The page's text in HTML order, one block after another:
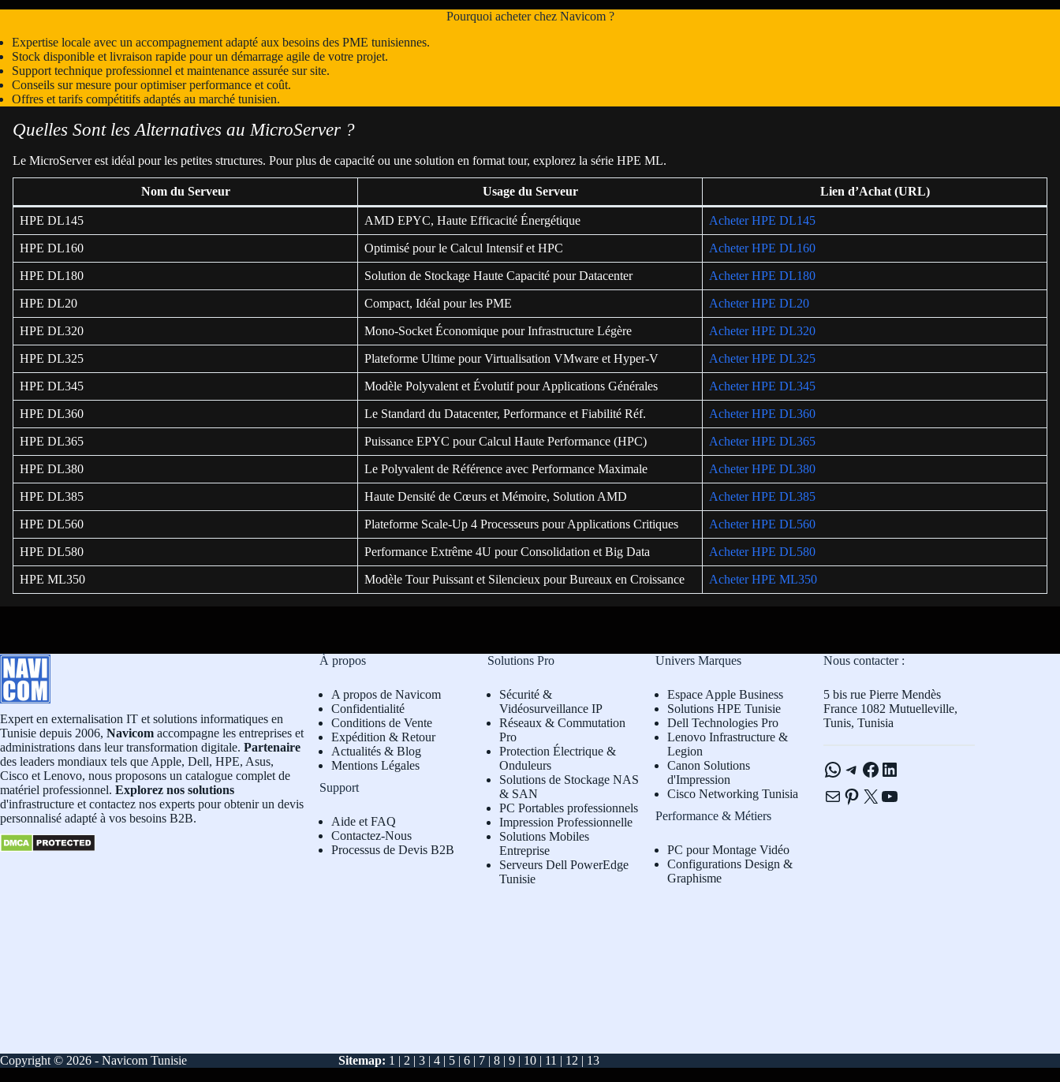
Pourquoi acheter chez Navicom ?
Expertise locale avec un accompagnement adapté aux besoins des PME tunisiennes.
Stock disponible et livraison rapide pour un démarrage agile de votre projet.
Support technique professionnel et maintenance assurée sur site.
Conseils sur mesure pour optimiser performance et coût.
Offres et tarifs compétitifs adaptés au marché tunisien.
Quelles Sont les Alternatives au MicroServer ?
Le MicroServer est idéal pour les petites structures. Pour plus de capacité ou une solution en format tour, explorez la série HPE ML.
Nom du Serveur Usage du Serveur Lien d’Achat (URL)
HPE DL145 AMD EPYC, Haute Efficacité Énergétique Acheter HPE DL145
HPE DL160 Optimisé pour le Calcul Intensif et HPC Acheter HPE DL160
HPE DL180 Solution de Stockage Haute Capacité pour Datacenter Acheter HPE DL180
HPE DL20 Compact, Idéal pour les PME Acheter HPE DL20
HPE DL320 Mono-Socket Économique pour Infrastructure Légère Acheter HPE DL320
HPE DL325 Plateforme Ultime pour Virtualisation VMware et Hyper-V Acheter HPE DL325
HPE DL345 Modèle Polyvalent et Évolutif pour Applications Générales Acheter HPE DL345
HPE DL360 Le Standard du Datacenter, Performance et Fiabilité Réf. Acheter HPE DL360
HPE DL365 Puissance EPYC pour Calcul Haute Performance (HPC) Acheter HPE DL365
HPE DL380 Le Polyvalent de Référence avec Performance Maximale Acheter HPE DL380
HPE DL385 Haute Densité de Cœurs et Mémoire, Solution AMD Acheter HPE DL385
HPE DL560 Plateforme Scale-Up 4 Processeurs pour Applications Critiques Acheter HPE DL560
HPE DL580 Performance Extrême 4U pour Consolidation et Big Data Acheter HPE DL580
HPE ML350 Modèle Tour Puissant et Silencieux pour Bureaux en Croissance Acheter HPE ML350
Expert en externalisation IT et solutions informatiques en
Tunisie depuis 2006, Navicom accompagne les entreprises et
administrations dans leur transformation digitale. Partenaire
des leaders mondiaux tels que Apple, Dell, HPE, Asus,
Cisco et Lenovo, nous proposons un catalogue complet de
matériel professionnel. Explorez nos solutions
d'infrastructure et contactez nos experts pour obtenir un devis
personnalisé adapté à vos besoins B2B.
À propos
A propos de Navicom
Confidentialité
Conditions de Vente
Expédition & Retour
Actualités & Blog
Mentions Légales
Support
Aide et FAQ
Contactez-Nous
Processus de Devis B2B
Solutions Pro
Sécurité &
Vidéosurveillance IP
Réseaux & Commutation
Pro
Protection Électrique &
Onduleurs
Solutions de Stockage NAS
& SAN
PC Portables professionnels
Impression Professionnelle
Solutions Mobiles
Entreprise
Serveurs Dell PowerEdge
Tunisie
Univers Marques
Espace Apple Business
Solutions HPE Tunisie
Dell Technologies Pro
Lenovo Infrastructure &
Legion
Canon Solutions
d'Impression
Cisco Networking Tunisia
Performance & Métiers
PC pour Montage Vidéo
Configurations Design &
Graphisme
Nous contacter :
5 bis rue Pierre Mendès
France 1082 Mutuelleville,
Tunis, Tunisia
WhatsApp
Telegram
Facebook
LinkedIn
E-mailPinterest
X YouTube
Copyright © 2026 - Navicom Tunisie Sitemap: 1 | 2 | 3| 4| 5| 6| 7| 8| 9| 10| 11 | 12 | 13